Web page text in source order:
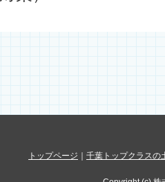
トップページ 千葉トップクラスの